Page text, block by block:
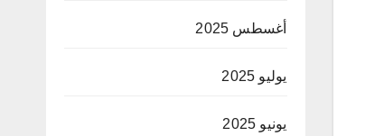
أغسطس 2025
يوليو 2025
يونيو 2025